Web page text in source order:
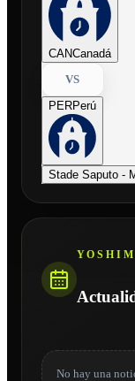
CANCanadá
VS
PERPerú
Stade Saputo -
No hay una